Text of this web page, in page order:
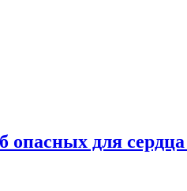
опасных для